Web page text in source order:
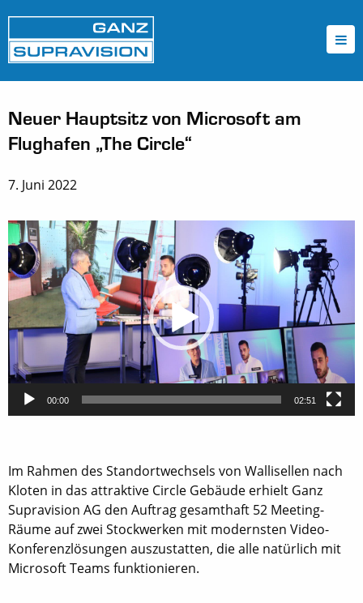
Neuer Hauptsitz von Microsoft am
Flughafen „The Circle“
7. Juni 2022
Video-
Player
00:00 02:51
Im Rahmen des Standortwechsels von Wallisellen nach
Kloten in das attraktive Circle Gebäude erhielt Ganz
Supravision AG den Auftrag gesamthaft 52 Meeting-
Räume auf zwei Stockwerken mit modernsten Video-
Konferenzlösungen auszustatten, die alle natürlich mit
Microsoft Teams funktionieren.